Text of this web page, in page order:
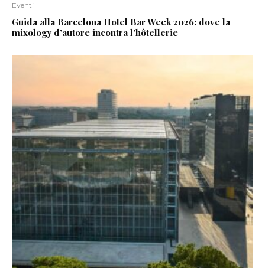
Eventi
Guida alla Barcelona Hotel Bar Week 2026: dove la
mixology d’autore incontra l’hôtellerie